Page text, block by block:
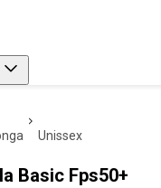
unissex
Basic Fps50+